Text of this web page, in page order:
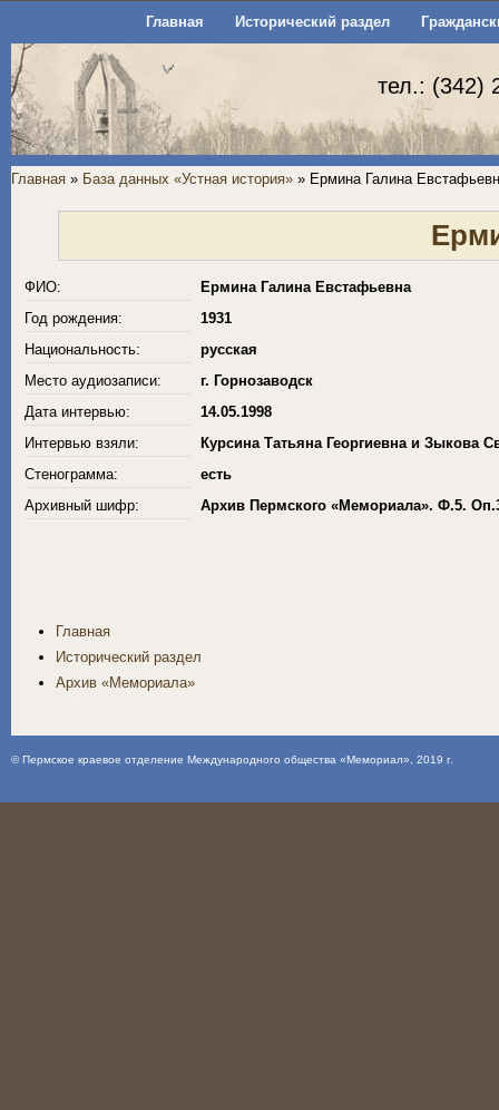
Главная Исторический раздел
тел.: (342)
Главная » База данных «Устная история» » Ермина Галина
ФИО:
Ермина Галина Евстафьевна
Год рождения:
1931
Национальность:
русская
Место аудиозаписи:
г. Горнозаводск
Дата интервью:
14.05.1998
Интервью взяли:
Курсина Татьяна Георгиевна и Зыкова
Стенограмма:
есть
Архивный шифр:
Архив Пермского «Мемориала». Ф.5.
Главная
Исторический раздел
Архив «Мемориала»
©Пермское краевое отделение Международного общества «Мемориал» , 2019 г.